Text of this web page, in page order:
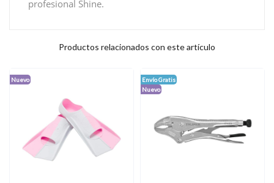
profesional Shine.
Productos relacionados con este artículo
Nuevo
Envío Gratis
Nuevo